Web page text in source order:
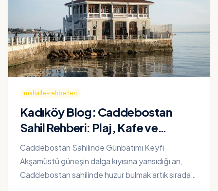
mahalle-rehberleri
Kadıköy Blog: Caddebostan
Sahil Rehberi: Plaj, Kafe ve
Bağdat Caddesi Yürüyüş Rotası
Caddebostan Sahilinde Günbatımı Keyfi
Akşamüstü güneşin dalga kıyısına yansıdığı an,
Caddebostan sahilinde huzur bulmak artık sıradan